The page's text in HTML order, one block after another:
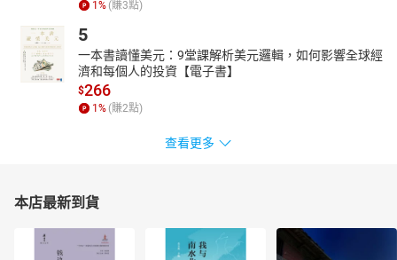
1 % (賺3點)
5
一本書讀懂美元：9堂課解析美元邏輯，如何影響全球經
濟和每個人的投資【電子書】
$266
1 % (賺2點)
查看更多
本店最新到貨